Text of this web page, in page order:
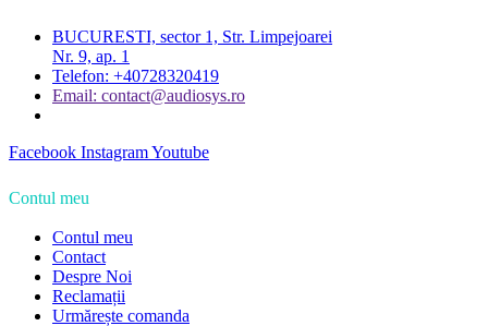
BUCURESTI, sector 1, Str. Limpejoarei
Nr. 9, ap. 1
Telefon: +40728320419
Email: contact@audiosys.ro
Facebook InstagramYoutube
Contul meu
Contul meu
Contact
Despre Noi
Reclamații
Urmărește comanda